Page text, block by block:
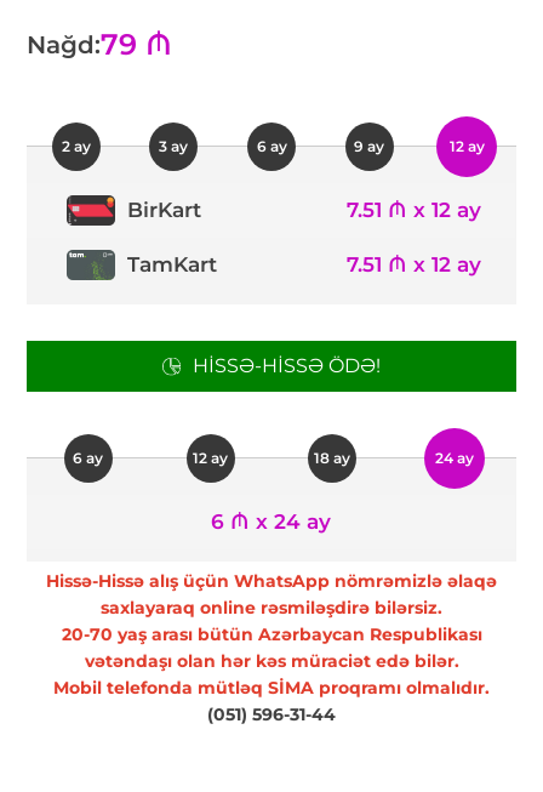
Nağd:79 ₼
2 ay 3 ay 6 ay 9 ay 12 ay
BirKart 7.51 ₼ x 12 ay
TamKart 7.51 ₼ x 12 ay
HISSƏ-HISSƏ ÖDƏ!
6 ay 12 ay 18 ay 24 ay
6 ₼ x 24 ay
Hissə-Hissə alış üçün WhatsApp nömrəmizlə əlaqə
saxlayaraq online rəsmiləşdirə bilərsiz.
20-70 yaş arası bütün Azərbaycan Respublikası
vətəndaşı olan hər kəs müraciət edə bilər.
Mobil telefonda mütləq SİMA proqramı olmalıdır.
(051) 596-31-44